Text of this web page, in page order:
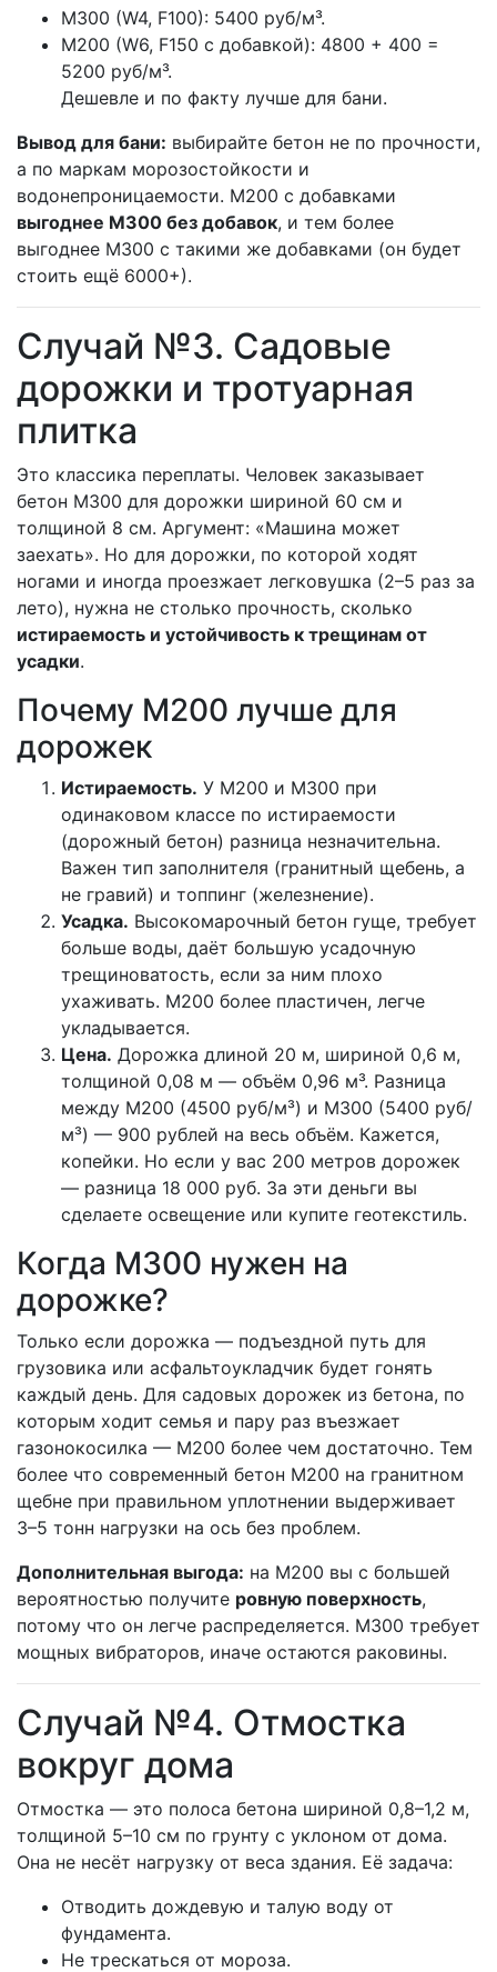
М300 (W4, F100): 5400 руб/м³.
М200 (W6, F150 с добавкой): 4800 + 400 =
5200 руб/м³.
Дешевле и по факту лучше для бани.
Вывод для бани: выбирайте бетон не по прочности,
а по маркам морозостойкости и
водонепроницаемости. М200 с добавками
выгоднее М300 без добавок, и тем более
выгоднее М300 с такими же добавками (он будет
стоить ещё 6000+).
Случай №3. Садовые
дорожки и тротуарная
плитка
Это классика переплаты. Человек заказывает
бетон М300 для дорожки шириной 60 см и
толщиной 8 см. Аргумент: «Машина может
заехать». Но для дорожки, по которой ходят
ногами и иногда проезжает легковушка (2–5 раз за
лето), нужна не столько прочность, сколько
истираемость и устойчивость к трещинам от
усадки.
Почему М200 лучше для
дорожек
Истираемость. У М200 и М300 при
одинаковом классе по истираемости
(дорожный бетон) разница незначительна.
Важен тип заполнителя (гранитный щебень, а
не гравий) и топпинг (железнение).
Усадка. Высокомарочный бетон гуще, требует
больше воды, даёт большую усадочную
трещиноватость, если за ним плохо
ухаживать. М200 более пластичен, легче
укладывается.
Цена. Дорожка длиной 20 м, шириной 0,6 м,
толщиной 0,08 м — объём 0,96 м³. Разница
между М200 (4500 руб/м³) и М300 (5400 руб/
м³) — 900 рублей на весь объём. Кажется,
копейки. Но если у вас 200 метров дорожек
— разница 18 000 руб. За эти деньги вы
сделаете освещение или купите геотекстиль.
Когда М300 нужен на
дорожке?
Только если дорожка — подъездной путь для
грузовика или асфальтоукладчик будет гонять
каждый день. Для садовых дорожек из бетона, по
которым ходит семья и пару раз въезжает
газонокосилка — М200 более чем достаточно. Тем
более что современный бетон М200 на гранитном
щебне при правильном уплотнении выдерживает
3–5 тонн нагрузки на ось без проблем.
Дополнительная выгода: на М200 вы с большей
вероятностью получите ровную поверхность,
потому что он легче распределяется. М300 требует
мощных вибраторов, иначе остаются раковины.
Случай №4. Отмостка
вокруг дома
Отмостка — это полоса бетона шириной 0,8–1,2 м,
толщиной 5–10 см по грунту с уклоном от дома.
Она не несёт нагрузку от веса здания. Её задача:
Отводить дождевую и талую воду от
фундамента.
Не трескаться от мороза.